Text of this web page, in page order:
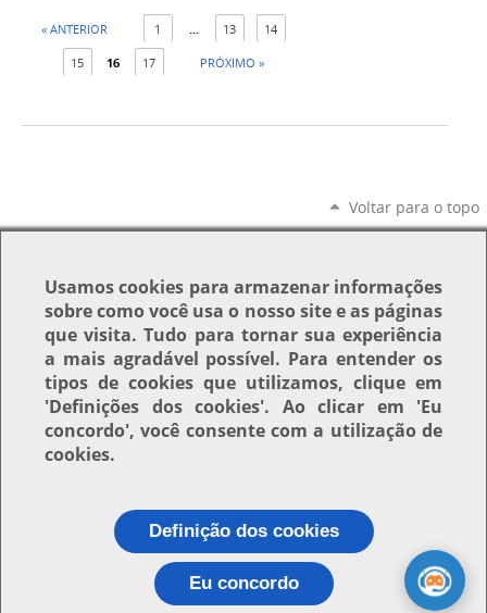
« ANTERIOR 1 ... 13 14
15 16 17 PRÓXIMO »
Voltar para o topo
Usamoscookies para armazenar informações
sobre como você usa o nosso site e as páginas
que visita. Tudo para tornar sua experiência
a mais agradável possível. Para entender os
tipos de cookies que utilizamos, clique em
'Definições dos cookies'. Ao clicar em 'Eu
concordo', você consente com a utilização de
cookies.